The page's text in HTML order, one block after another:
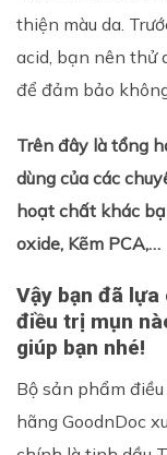
thiện màu da.
acid, bạn nên thử
để đảm bảo
Trên đây là tổng
dùng của các
hoạt chất khác
oxide, Kẽm PCA,…
Vậy bạn đã
điều trị mụn
giúp bạn nhé!
Bộ sản phẩm
hãng GoodnDoc